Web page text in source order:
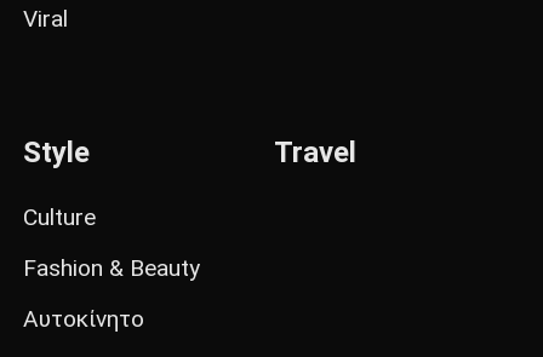
Viral
Style
Culture
Fashion & Beauty
Αυτοκίνητο
Travel